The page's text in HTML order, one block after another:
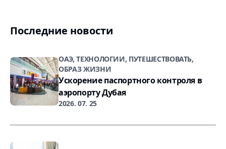
Последние новости
ОАЭ, ТЕХНОЛОГИИ, ПУТЕШЕСТВОВАТЬ,
ОБРАЗ ЖИЗНИ
Ускорение паспортного контроля в
аэропорту Дубая
2026. 07. 25